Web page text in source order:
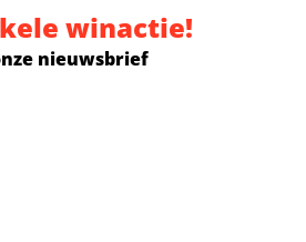
winactie!
nieuwsbrief